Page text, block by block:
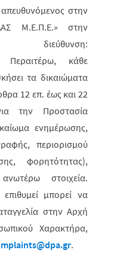
στην
M.Ε.Π.Ε.» στην
Περαιτέρω, κάθε
τα δικαιώματα
12 επ. έως και 22
την Προστασία
ενημέρωσης,
περιορισμού
φορητότητας),
στοιχεία.
μπορεί να
στην Αρχή
Χαρακτήρα,
@dpa.gr.